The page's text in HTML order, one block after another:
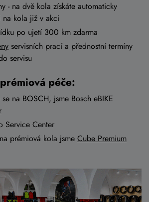
- na dvě kola získáte automaticky
kola již v akci
po ujetí 300 km zdarma
servisních prací a přednostní termíny
servisu
péče:
na BOSCH, jsme Bosch eBIKE
Service Center
prémiová kola jsme Cube Premium